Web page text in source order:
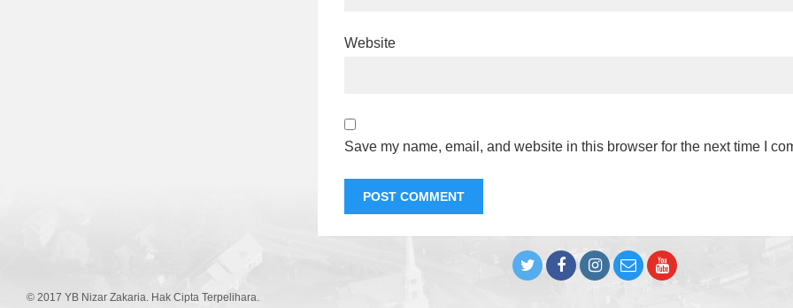
Website
Save my name, email, and website in this browser for the next time I
© 2017 YB Nizar Zakaria. Hak Cipta Terpelihara.